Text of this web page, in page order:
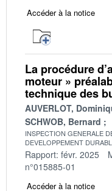
Accéder à la notice
La procédure
moteur »
technique des
AUVERLOT,
SCHWOB, Bernard
INSPECTION GENERALE
DEVELOPPEMENT
Rapport: févr. 2025
n°015885-01
Accéder à la notice